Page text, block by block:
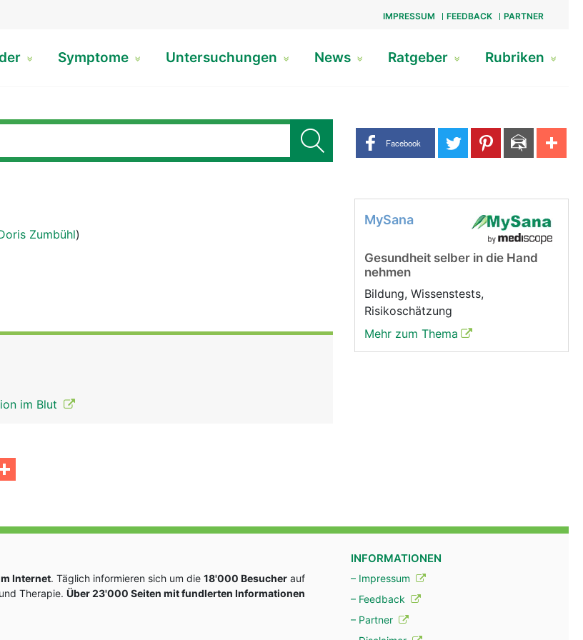
IMPRESSUM FEEDBACK PARTNER
Symptome Untersuchungen News Ratgeber Rubriken
Share buttons
Facebook
Zumbühl)
im Blut
MySana
Gesundheit selber in die Hand
nehmen
Bildung, Wissenstests,
Risikoschätzung
Mehr zum Thema
Internet. Täglich informieren sich um die 18'000 Besucher auf
Therapie. Über 23'000 Seiten mit fundlerten Informationen
INFORMATIONEN
– Impressum
– Feedback
– Partner